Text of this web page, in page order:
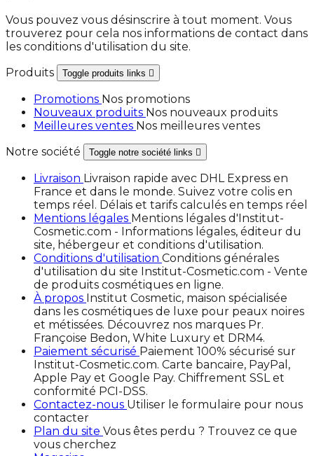
Vous pouvez vous désinscrire à tout moment. Vous
trouverez pour cela nos informations de contact dans
les conditions d'utilisation du site.
Produits
Toggle produits links 
Promotions Nos promotions
Nouveaux produits Nos nouveaux produits
Meilleures ventes Nos meilleures ventes
Notre société
Toggle notre société links 
Livraison Livraison rapide avec DHL Express en
France et dans le monde. Suivez votre colis en
temps réel. Délais et tarifs calculés en temps réel
Mentions légales Mentions légales d'Institut-
Cosmetic.com - Informations légales, éditeur du
site, hébergeur et conditions d'utilisation.
Conditions d'utilisation Conditions générales
d'utilisation du site Institut-Cosmetic.com - Vente
de produits cosmétiques en ligne.
À propos Institut Cosmetic, maison spécialisée
dans les cosmétiques de luxe pour peaux noires
et métissées. Découvrez nos marques Pr.
Françoise Bedon, White Luxury et DRM4.
Paiement sécurisé Paiement 100% sécurisé sur
Institut-Cosmetic.com. Carte bancaire, PayPal,
Apple Pay et Google Pay. Chiffrement SSL et
conformité PCI-DSS.
Contactez-nous Utiliser le formulaire pour nous
contacter
Plan du site Vous êtes perdu ? Trouvez ce que
vous cherchez